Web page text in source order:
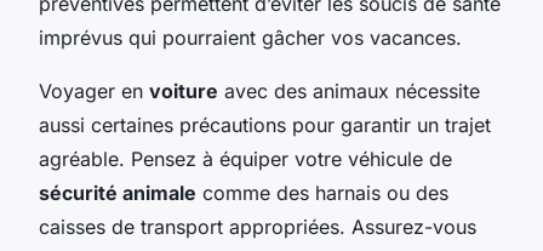
imprévus qui pourraient gâcher vos vacances.
Voyager en voiture avec des animaux nécessite
aussi certaines précautions pour garantir un trajet
agréable. Pensez à équiper votre véhicule de
sécurité animale comme des harnais ou des
caisses de transport appropriées. Assurez-vous